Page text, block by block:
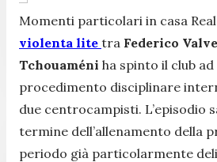
Momenti particolari in casa
violenta lite tra Federico
Tchouaméni ha spinto il club ad
procedimento disciplinare
due centrocampisti. L’episodio
termine dell’allenamento della
periodo già particolarmente